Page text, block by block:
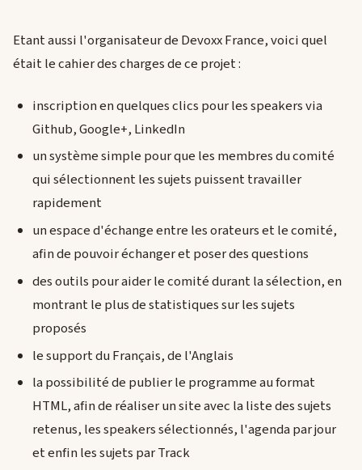
Etant aussi l'organisateur de Devoxx France, voici quel
était le cahier des charges de ce projet :
inscription en quelques clics pour les speakers via
Github, Google+, LinkedIn
un système simple pour que les membres du comité
qui sélectionnent les sujets puissent travailler
rapidement
un espace d'échange entre les orateurs et le comité,
afin de pouvoir échanger et poser des questions
des outils pour aider le comité durant la sélection, en
montrant le plus de statistiques sur les sujets
proposés
le support du Français, de l'Anglais
la possibilité de publier le programme au format
HTML, afin de réaliser un site avec la liste des sujets
retenus, les speakers sélectionnés, l'agenda par jour
et enfin les sujets par Track